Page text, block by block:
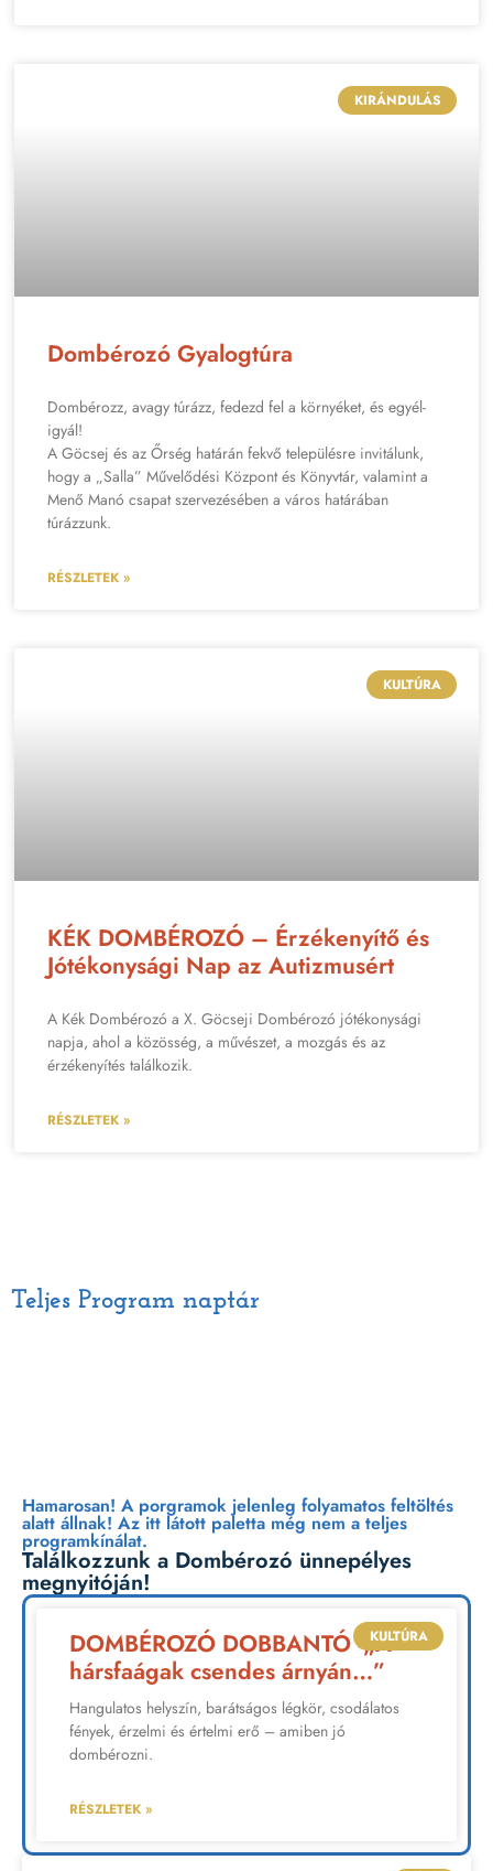
KIRÁNDULÁS
Dombérozó Gyalogtúra
Dombérozz, avagy túrázz, fedezd fel a környéket, és egyél-
igyál!
A Göcsej és az Őrség határán fekvő településre invitálunk,
hogy a „Salla” Művelődési Központ és Könyvtár, valamint a
Menő Manó csapat szervezésében a város határában
túrázzunk.
RÉSZLETEK »
KULTÚRA
KÉK DOMBÉROZÓ – Érzékenyítő és
Jótékonysági Nap az Autizmusért
A Kék Dombérozó a X. Göcseji Dombérozó jótékonysági
napja, ahol a közösség, a művészet, a mozgás és az
érzékenyítés találkozik.
RÉSZLETEK »
Teljes Program naptár
Hamarosan! A porgramok jelenleg folyamatos feltöltés
alatt állnak! Az itt látott paletta még nem a teljes
programkínálat.
Találkozzunk a Dombérozó ünnepélyes
megnyitóján!
KULTÚRA
DOMBÉROZÓ DOBBANTÓ -„A
hársfaágak csendes árnyán…”
Hangulatos helyszín, barátságos légkör, csodálatos
fények, érzelmi és értelmi erő – amiben jó
dombérozni.
RÉSZLETEK »